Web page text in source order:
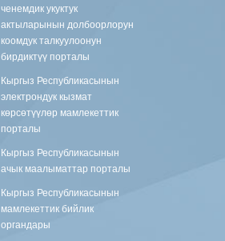
ченемдик укуктук
актыларынын долбоорлорун
коомдук талкуулоонун
бирдиктүү порталы
Кыргыз Республикасынын
электрондук кызмат
көрсөтүүлөр мамлекеттик
порталы
Кыргыз Республикасынын
ачык маалыматтар порталы
Кыргыз Республикасынын
мамлекеттик бийлик
органдары